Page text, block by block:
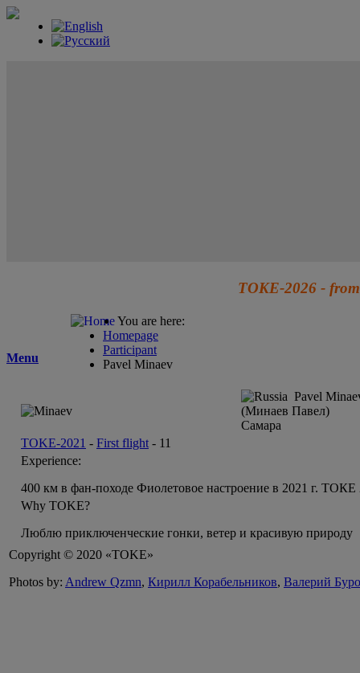
TOKE-2026 -
Menu
You are here:
Homepage
Participant
Pavel Minaev
Pavel
(Минаев Павел)
Самара
TOKE-2021 - First flight - 11
Experience:
400 км в фан-походе Фиолетовое настроение в 2021 г. ТОКЕ
Why TOKE?
Люблю приключенческие гонки, ветер и красивую природу
Copyright © 2020 «TOKE»
Photos by: Andrew Qzmn, Кирилл Корабельников, Валерий